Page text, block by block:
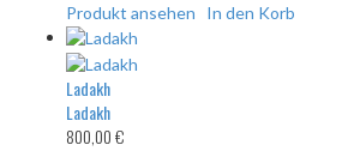
Produkt ansehen
In den Korb
Ladakh
Ladakh
800,00 €